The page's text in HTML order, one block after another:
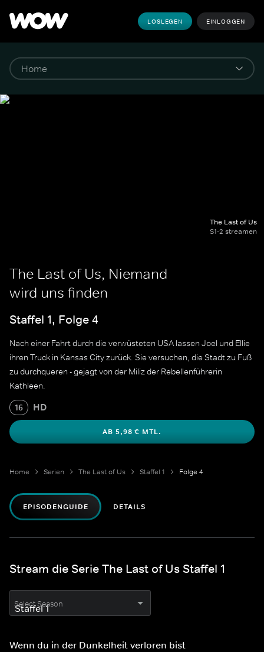
LOSLEGEN EINLOGGEN
The Last of Us
S1-2 streamen
The Last of Us, Niemand
wird uns finden
Staffel 1, Folge 4
Nach einer Fahrt durch die verwüsteten USA lassen Joel und Ellie
ihren Truck in Kansas City zurück. Sie versuchen, die Stadt zu Fuß
zu durchqueren - gejagt von der Miliz der Rebellenführerin
Kathleen.
16 HD
AB 5,98 € MTL.
Home Serien The Last of Us Staffel 1 Folge 4
EPISODENGUIDE DETAILS
Stream die Serie The Last of Us Staffel 1
Select Season
Wenn du in der Dunkelheit verloren bist